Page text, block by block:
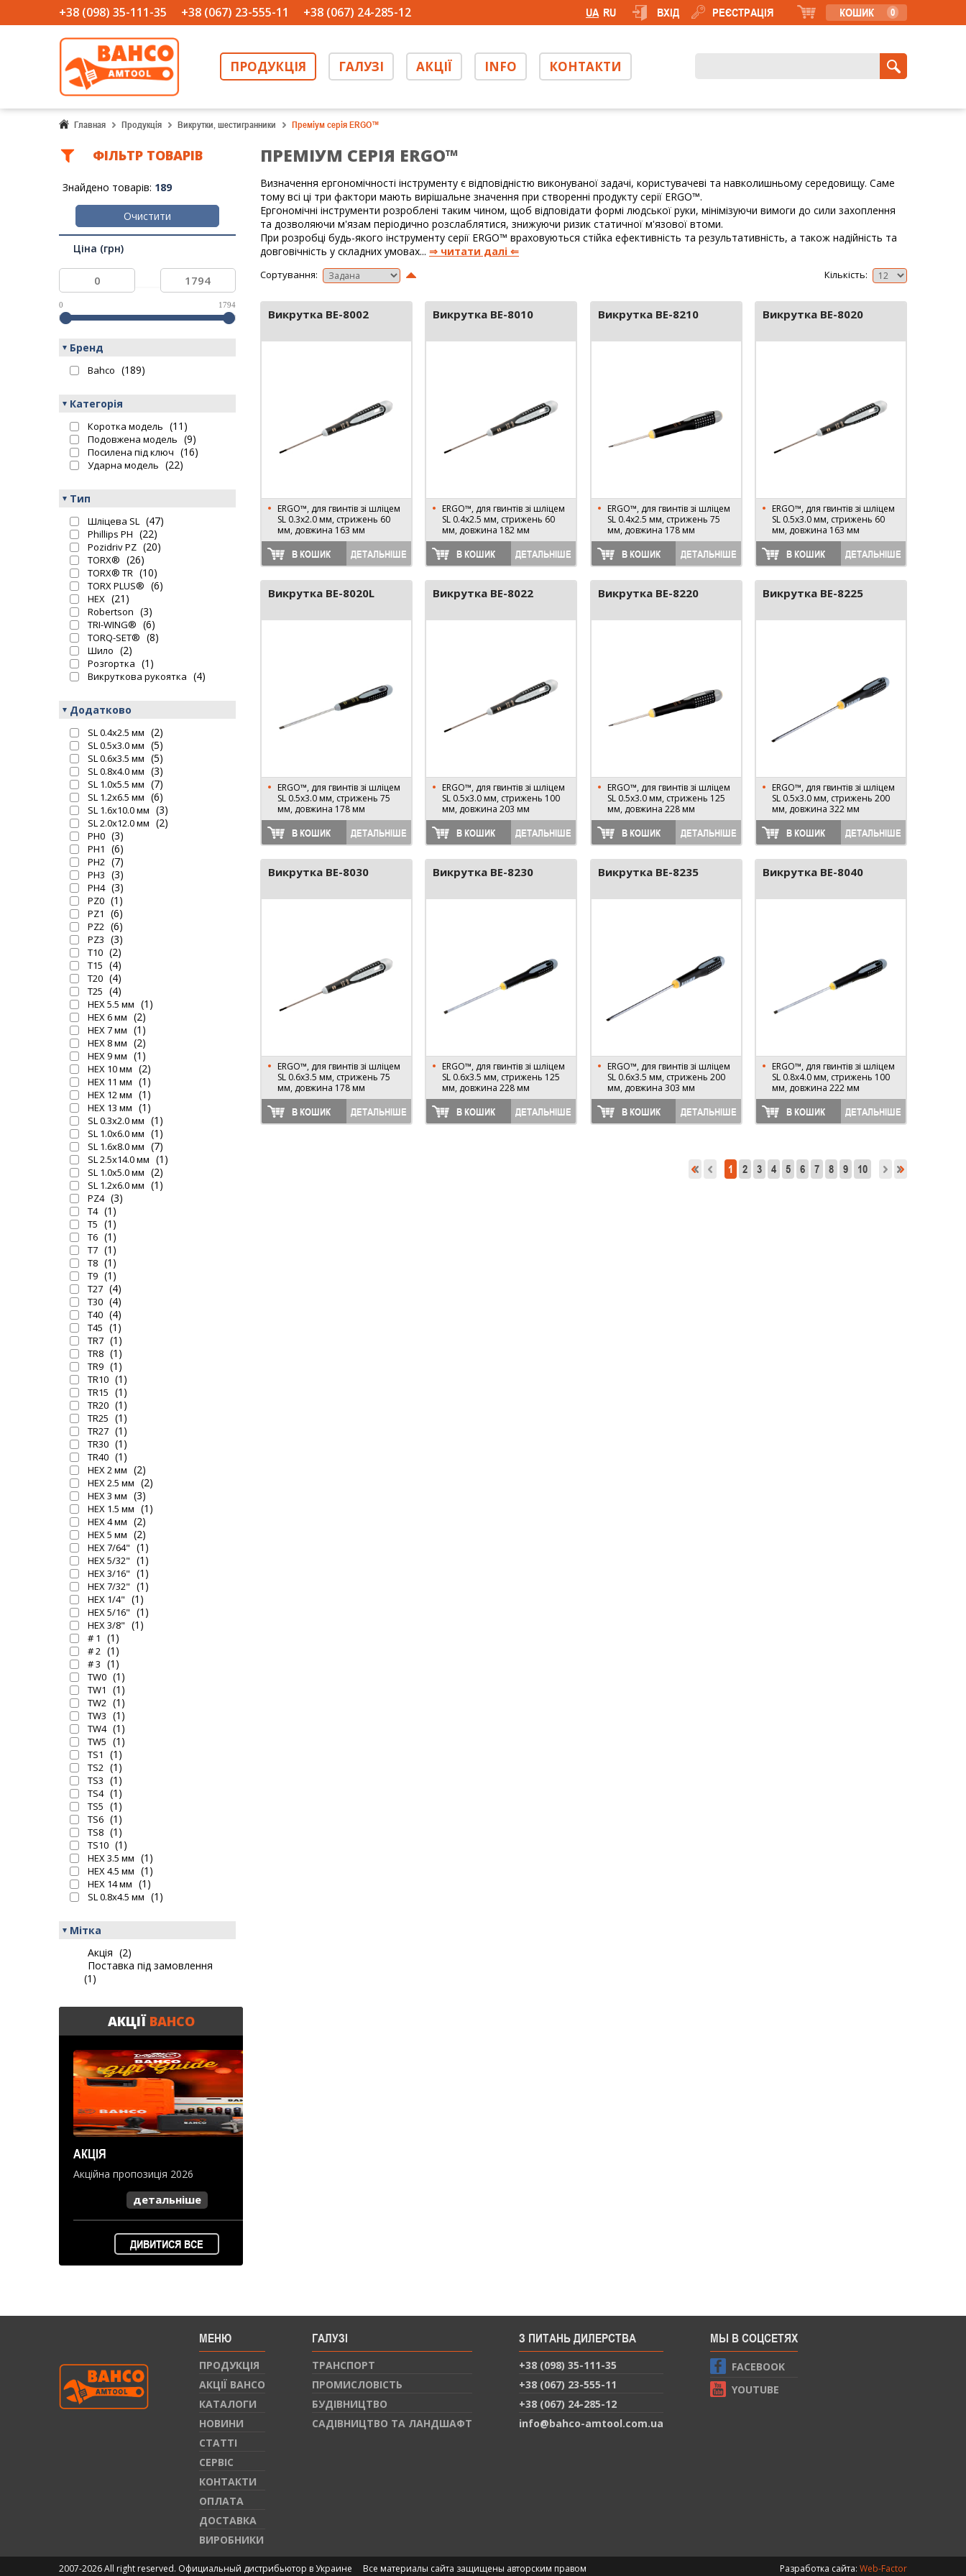
+38 (098) 35-111-35 +38 (067) 23-555-11 +38 (067) 24-285-12 КОШИК 0
UA RU ВХІД РЕЄСТРАЦІЯ
ПРОДУКЦІЯ ГАЛУЗІ АКЦІЇ INFO КОНТАКТИ
Главная Продукція Викрутки, шестигранники Преміум серія ERGO™
ПРЕМІУМ СЕРІЯ ERGO™
Визначення ергономічності інструменту є відповідністю виконуваної задачі, користувачеві та навколишньому середовищу. Саме
тому всі ці три фактори мають вирішальне значення при створенні продукту серії ERGO™.
Ергономічні інструменти розроблені таким чином, щоб відповідати формі людської руки, мінімізуючи вимоги до сили захоплення
та дозволяючи м'язам періодично розслаблятися, знижуючи ризик статичної м'язової втоми.
При розробці будь-якого інструменту серії ERGO™ враховуються стійка ефективність та результативність, а також надійність та
довговічність у складних умовах... ⇒ читати далі ⇐
Сортування: Кількість:
Викрутка BE-8002
ERGO™, для гвинтів зі шліцем
SL 0.3х2.0 мм, стрижень 60
мм, довжина 163 мм
В КОШИК ДЕТАЛЬНІШЕ
Викрутка BE-8010
ERGO™, для гвинтів зі шліцем
SL 0.4х2.5 мм, стрижень 60
мм, довжина 182 мм
В КОШИК ДЕТАЛЬНІШЕ
Викрутка BE-8210
ERGO™, для гвинтів зі шліцем
SL 0.4х2.5 мм, стрижень 75
мм, довжина 178 мм
В КОШИК ДЕТАЛЬНІШЕ
Викрутка BE-8020
ERGO™, для гвинтів зі шліцем
SL 0.5х3.0 мм, стрижень 60
мм, довжина 163 мм
В КОШИК ДЕТАЛЬНІШЕ
Викрутка BE-8020L
ERGO™, для гвинтів зі шліцем
SL 0.5х3.0 мм, стрижень 75
мм, довжина 178 мм
В КОШИК ДЕТАЛЬНІШЕ
Викрутка BE-8022
ERGO™, для гвинтів зі шліцем
SL 0.5х3.0 мм, стрижень 100
мм, довжина 203 мм
В КОШИК ДЕТАЛЬНІШЕ
Викрутка BE-8220
ERGO™, для гвинтів зі шліцем
SL 0.5х3.0 мм, стрижень 125
мм, довжина 228 мм
В КОШИК ДЕТАЛЬНІШЕ
Викрутка BE-8225
ERGO™, для гвинтів зі шліцем
SL 0.5х3.0 мм, стрижень 200
мм, довжина 322 мм
В КОШИК ДЕТАЛЬНІШЕ
Викрутка BE-8030
ERGO™, для гвинтів зі шліцем
SL 0.6х3.5 мм, стрижень 75
мм, довжина 178 мм
В КОШИК ДЕТАЛЬНІШЕ
Викрутка BE-8230
ERGO™, для гвинтів зі шліцем
SL 0.6х3.5 мм, стрижень 125
мм, довжина 228 мм
В КОШИК ДЕТАЛЬНІШЕ
Викрутка BE-8235
ERGO™, для гвинтів зі шліцем
SL 0.6х3.5 мм, стрижень 200
мм, довжина 303 мм
В КОШИК ДЕТАЛЬНІШЕ
Викрутка BE-8040
ERGO™, для гвинтів зі шліцем
SL 0.8х4.0 мм, стрижень 100
мм, довжина 222 мм
В КОШИК ДЕТАЛЬНІШЕ
1 2 3 4 5 6 7 8 9 10
ФIЛЬТР ТОВАРIВ
Знайдено товарів: 189
Очистити
Ціна (грн)
0 1794
Бренд
Bahco (189)
Категорія
Коротка модель (11)
Подовжена модель (9)
Посилена під ключ (16)
Ударна модель (22)
Тип
Шліцева SL (47)
Phillips PH (22)
Pozidriv PZ (20)
TORX® (26)
TORX® TR (10)
TORX PLUS® (6)
HEX (21)
Robertson (3)
TRI-WING® (6)
TORQ-SET® (8)
Шило (2)
Розгортка (1)
Викруткова рукоятка (4)
Додатково
SL 0.4х2.5 мм (2)
SL 0.5х3.0 мм (5)
SL 0.6х3.5 мм (5)
SL 0.8х4.0 мм (3)
SL 1.0х5.5 мм (7)
SL 1.2х6.5 мм (6)
SL 1.6х10.0 мм (3)
SL 2.0х12.0 мм (2)
PH0 (3)
PH1 (6)
PH2 (7)
PH3 (3)
PH4 (3)
PZ0 (1)
PZ1 (6)
PZ2 (6)
PZ3 (3)
T10 (2)
T15 (4)
T20 (4)
T25 (4)
HEX 5.5 мм (1)
HEX 6 мм (2)
HEX 7 мм (1)
HEX 8 мм (2)
HEX 9 мм (1)
HEX 10 мм (2)
HEX 11 мм (1)
HEX 12 мм (1)
HEX 13 мм (1)
SL 0.3х2.0 мм (1)
SL 1.0х6.0 мм (1)
SL 1.6х8.0 мм (7)
SL 2.5х14.0 мм (1)
SL 1.0х5.0 мм (2)
SL 1.2х6.0 мм (1)
PZ4 (3)
T4 (1)
T5 (1)
T6 (1)
T7 (1)
T8 (1)
T9 (1)
T27 (4)
T30 (4)
T40 (4)
T45 (1)
TR7 (1)
TR8 (1)
TR9 (1)
TR10 (1)
TR15 (1)
TR20 (1)
TR25 (1)
TR27 (1)
TR30 (1)
TR40 (1)
HEX 2 мм (2)
HEX 2.5 мм (2)
HEX 3 мм (3)
HEX 1.5 мм (1)
HEX 4 мм (2)
HEX 5 мм (2)
HEX 7/64" (1)
HEX 5/32" (1)
HEX 3/16" (1)
HEX 7/32" (1)
HEX 1/4" (1)
HEX 5/16" (1)
HEX 3/8" (1)
# 1 (1)
# 2 (1)
# 3 (1)
TW0 (1)
TW1 (1)
TW2 (1)
TW3 (1)
TW4 (1)
TW5 (1)
TS1 (1)
TS2 (1)
TS3 (1)
TS4 (1)
TS5 (1)
TS6 (1)
TS8 (1)
TS10 (1)
HEX 3.5 мм (1)
HEX 4.5 мм (1)
HEX 14 мм (1)
SL 0.8х4.5 мм (1)
Мітка
Акція (2)
Поставка під замовлення
(1)
АКЦІЇBAHCO
АКЦІЯ
Акційна пропозиція 2026
детальніше
ДИВИТИСЯ ВСЕ
МЕНЮ
ПРОДУКЦIЯ
АКЦІЇ BAHCO
КАТАЛОГИ
НОВИНИ
СТАТТI
СЕРВIС
КОНТАКТИ
ОПЛАТА
ДОСТАВКА
ВИРОБНИКИ
ГАЛУЗІ
ТРАНСПОРТ
ПРОМИСЛОВІСТЬ
БУДІВНИЦТВО
САДІВНИЦТВО ТА ЛАНДШАФТ
З ПИТАНЬ ДИЛЕРСТВА
+38 (098) 35-111-35
+38 (067) 23-555-11
+38 (067) 24-285-12
info@bahco-amtool.com.ua
МЫ В СОЦСЕТЯХ
FACEBOOK
YOUTUBE
2007-2026 All right reserved. Официальный дистрибьютор в Украине Все материалы сайта защищены авторским правом Разработка сайта: Web-Factor